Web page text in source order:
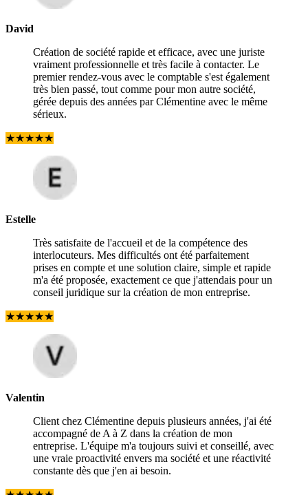
David
Création de société rapide et efficace, avec une juriste
vraiment professionnelle et très facile à contacter. Le
premier rendez-vous avec le comptable s'est également
très bien passé, tout comme pour mon autre société,
gérée depuis des années par Clémentine avec le même
sérieux.
★★★★★
Estelle
Très satisfaite de l'accueil et de la compétence des
interlocuteurs. Mes difficultés ont été parfaitement
prises en compte et une solution claire, simple et rapide
m'a été proposée, exactement ce que j'attendais pour un
conseil juridique sur la création de mon entreprise.
★★★★★
Valentin
Client chez Clémentine depuis plusieurs années, j'ai été
accompagné de A à Z dans la création de mon
entreprise. L'équipe m'a toujours suivi et conseillé, avec
une vraie proactivité envers ma société et une réactivité
constante dès que j'en ai besoin.